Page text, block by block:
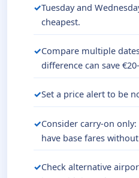
Tuesday and
cheapest.
Compare multiple
difference can save
Set a price alert to be
Consider carry-on
have base fares
Check alternative